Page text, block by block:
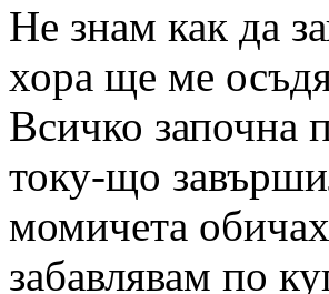
Не знам как да
хора ще ме
Всичко започна
току-що
момичета
забавлявам по